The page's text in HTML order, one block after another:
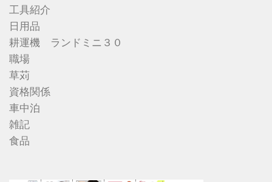
工具紹介
日用品
耕運機 ランドミニ３０
職場
草苅
資格関係
車中泊
雑記
食品